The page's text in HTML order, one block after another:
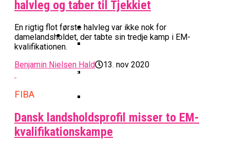
Bakken Bears Åbner FIBA Europe
Cup Med Smalt Nederlag
Imponerede Stort I Debut I Youth
Champions League
Bakken Bears Skuffede Og
Basketball Champions League
Spilletid I Testkamp Mod
Danske Tobias Jensen Skal Møde
Portland Trail Blazers I NBA-
Vanvittigt Overtidsdrama Mod
Basketball-OL 2024: Se
Grupperne Og Sæt Krydser I Din
Basketligaen
Medlemstal I Dansk Basket Boomer:
Fremgang For 12. År I Træk
halvleg og taber til Tjekkiet
En rigtig flot første halvleg var ikke nok for
damelandsholdet, der tabte sin tredje kamp i EM-
kvalifikationen.
Benjamin Nielsen Hald
13. nov 2020
FIBA
Dansk landsholdsprofil misser to EM-
kvalifikationskampe